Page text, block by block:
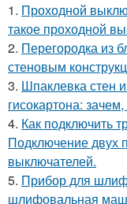
1. Проходной
такое проходной
2. Перегородка из
стеновым
3. Шпаклевка стен
гисокартона:
4. Как подключить
Подключение двух
выключателей.
5. Прибор для
шлифовальная